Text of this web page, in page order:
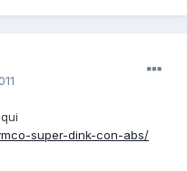
super-dink-con-abs/